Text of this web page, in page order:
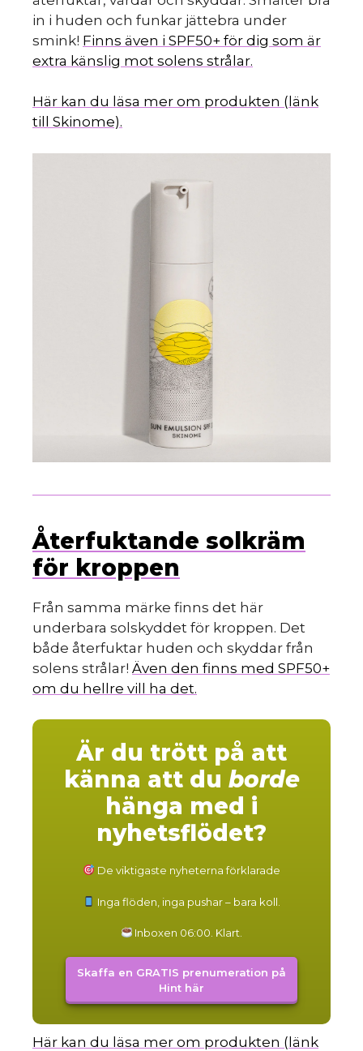
in i huden och funkar jättebra under
smink! Finns även i SPF50+ för dig som är
extra känslig mot solens strålar.
Här kan du läsa mer om produkten (länk
till Skinome).
Återfuktande solkräm
för kroppen
Från samma märke finns det här
underbara solskyddet för kroppen. Det
både återfuktar huden och skyddar från
solens strålar! Även den finns med SPF50+
om du hellre vill ha det.
Är du trött på att
känna att du borde
hänga med i
nyhetsflödet?
De viktigaste nyheterna förklarade
Inga flöden, inga pushar – bara koll.
Inboxen 06:00. Klart.
Skaffa en GRATIS prenumeration på
Hint här
Här kan du läsa mer om produkten (länk